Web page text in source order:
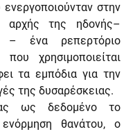
ενεργοποιούνταν στην
αρχής της ηδονής–
– ένα ρεπερτόριο
χρησιμοποιείται
τα εμπόδια για την
της δυσαρέσκειας.
ως δεδομένο το
θανάτου, ο